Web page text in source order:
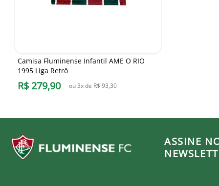
Camisa Fluminense Infantil AME O RIO
1995 Liga Retrô
R$ 279,90 ou3x de R$ 93,30
ASSINE